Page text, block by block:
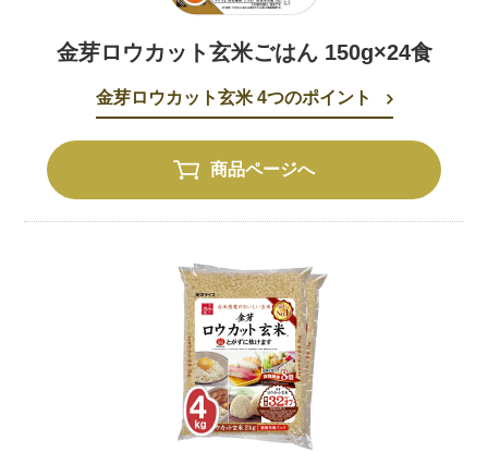
金芽ロウカット玄米ごはん 150g×24食
金芽ロウカット玄米 4つのポイント
商品ページへ